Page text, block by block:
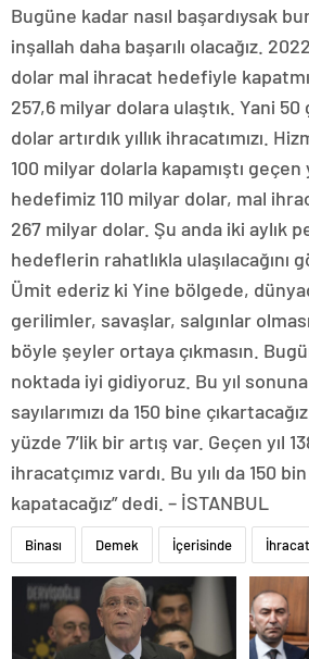
Bugüne kadar nasıl başardıysak
inşallah daha başarılı olacağız.
dolar mal ihracat hedefiyle
257,6 milyar dolara ulaştık. Yani 50
dolar artırdık yıllık ihracatımızı.
100 milyar dolarla kapamıştı geçen
hedefimiz 110 milyar dolar, mal
267 milyar dolar. Şu anda iki aylık
hedeflerin rahatlıkla ulaşılacağını
Ümit ederiz ki Yine bölgede,
gerilimler, savaşlar, salgınlar
böyle şeyler ortaya çıkmasın.
noktada iyi gidiyoruz. Bu yıl
sayılarımızı da 150 bine
yüzde 7’lik bir artış var. Geçen yıl
ihracatçımız vardı. Bu yılı da 150
kapatacağız” dedi. – İSTANBUL
Binası Demek İçerisinde İhracat